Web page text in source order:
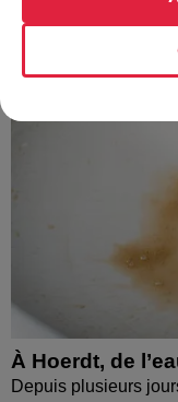
À Hoerdt, de
Depuis plusieurs